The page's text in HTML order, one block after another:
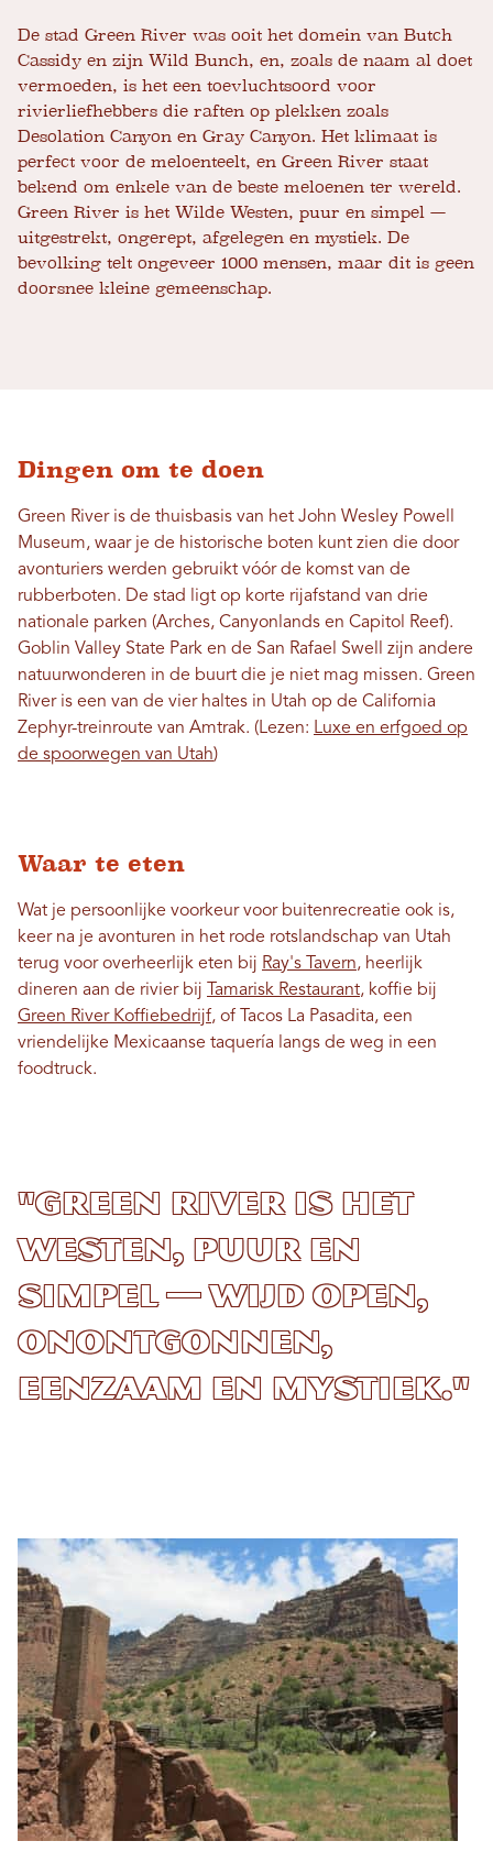
De stad Green River was ooit het domein van Butch
Cassidy en zijn Wild Bunch, en, zoals de naam al doet
vermoeden, is het een toevluchtsoord voor
rivierliefhebbers die raften op plekken zoals
Desolation Canyon en Gray Canyon. Het klimaat is
perfect voor de meloenteelt, en Green River staat
bekend om enkele van de beste meloenen ter wereld.
Green River is het Wilde Westen, puur en simpel —
uitgestrekt, ongerept, afgelegen en mystiek. De
bevolking telt ongeveer 1000 mensen, maar dit is geen
doorsnee kleine gemeenschap.
Dingen om te doen
Green River is de thuisbasis van het John Wesley Powell
Museum, waar je de historische boten kunt zien die door
avonturiers werden gebruikt vóór de komst van de
rubberboten. De stad ligt op korte rijafstand van drie
nationale parken (Arches, Canyonlands en Capitol Reef).
Goblin Valley State Park en de San Rafael Swell zijn andere
natuurwonderen in de buurt die je niet mag missen. Green
River is een van de vier haltes in Utah op de California
Zephyr-treinroute van Amtrak. (Lezen: Luxe en erfgoed op
de spoorwegen van Utah)
Waar te eten
Wat je persoonlijke voorkeur voor buitenrecreatie ook is,
keer na je avonturen in het rode rotslandschap van Utah
terug voor overheerlijk eten bij Ray's Tavern, heerlijk
dineren aan de rivier bij
Tamarisk Restaurant, koffie bij
Green River Koffiebedrijf, of Tacos La Pasadita, een
vriendelijke Mexicaanse taquería langs de weg in een
foodtruck.
"Green River is het
Westen, puur en
simpel — wijd open,
onontgonnen,
eenzaam en mystiek."